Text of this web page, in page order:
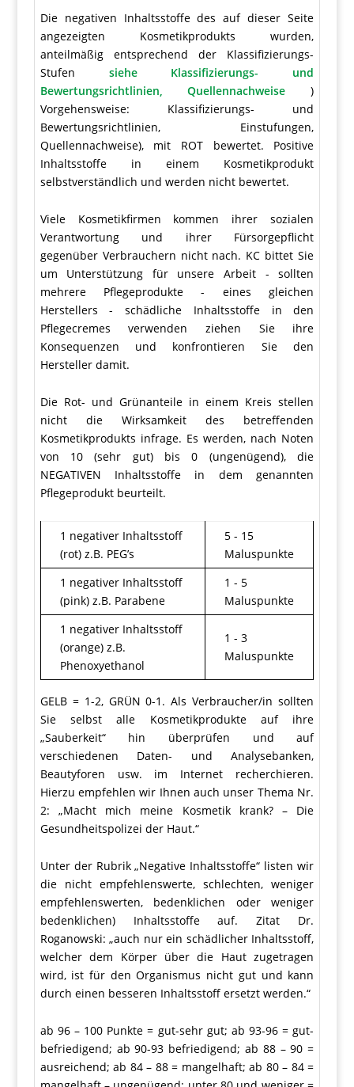
Die negativen Inhaltsstoffe des auf dieser Seite
angezeigten Kosmetikprodukts wurden,
anteilmäßig entsprechend der Klassifizierungs-
Stufen siehe Klassifizierungs- und
Bewertungsrichtlinien, Quellennachweise)
Vorgehensweise: Klassifizierungs- und
Bewertungsrichtlinien, Einstufungen,
Quellennachweise), mit ROT bewertet. Positive
Inhaltsstoffe in einem Kosmetikprodukt
selbstverständlich und werden nicht bewertet.
Viele Kosmetikfirmen kommen ihrer sozialen
Verantwortung und ihrer Fürsorgepflicht
gegenüber Verbrauchern nicht nach. KC bittet Sie
um Unterstützung für unsere Arbeit - sollten
mehrere Pflegeprodukte - eines gleichen
Herstellers - schädliche Inhaltsstoffe in den
Pflegecremes verwenden ziehen Sie ihre
Konsequenzen und konfrontieren Sie den
Hersteller damit.
Die Rot- und Grünanteile in einem Kreis stellen
nicht die Wirksamkeit des betreffenden
Kosmetikprodukts infrage. Es werden, nach Noten
von 10 (sehr gut) bis 0 (ungenügend), die
NEGATIVEN Inhaltsstoffe in dem genannten
Pflegeprodukt beurteilt.
1 negativer Inhaltsstoff
(rot) z.B. PEG’s
5 - 15
Maluspunkte
1 negativer Inhaltsstoff
(pink) z.B. Parabene
1 - 5
Maluspunkte
1 negativer Inhaltsstoff
(orange) z.B.
Phenoxyethanol
1 - 3
Maluspunkte
GELB = 1-2, GRÜN 0-1. Als Verbraucher/in sollten
Sie selbst alle Kosmetikprodukte auf ihre
„Sauberkeit“ hin überprüfen und auf
verschiedenen Daten- und Analysebanken,
Beautyforen usw. im Internet recherchieren.
Hierzu empfehlen wir Ihnen auch unser Thema Nr.
2: „Macht mich meine Kosmetik krank? – Die
Gesundheitspolizei der Haut.“
Unter der Rubrik „Negative Inhaltsstoffe“ listen wir
die nicht empfehlenswerte, schlechten, weniger
empfehlenswerten, bedenklichen oder weniger
bedenklichen) Inhaltsstoffe auf. Zitat Dr.
Roganowski: „auch nur ein schädlicher Inhaltsstoff,
welcher dem Körper über die Haut zugetragen
wird, ist für den Organismus nicht gut und kann
durch einen besseren Inhaltsstoff ersetzt werden.“
ab 96 – 100 Punkte = gut-sehr gut; ab 93-96 = gut-
befriedigend; ab 90-93 befriedigend; ab 88 – 90 =
ausreichend; ab 84 – 88 = mangelhaft; ab 80 – 84 =